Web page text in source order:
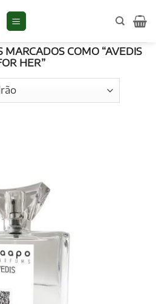
For Her
MARCADOS COMO “AVEDIS
HER”